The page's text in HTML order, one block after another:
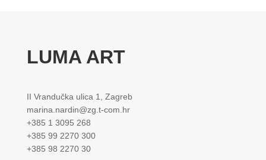
LUMA ART
II Vrandučka ulica 1, Zagreb
marina.nardin@zg.t-com.hr
+385 1 3095 268
+385 99 2270 300
+385 98 2270 30